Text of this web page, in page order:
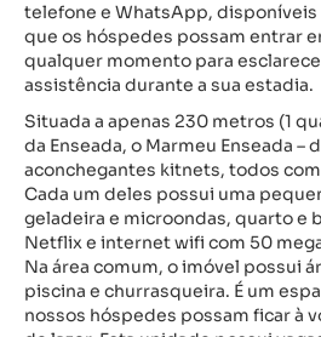
telefone e WhatsApp, disponíveis
que os hóspedes possam entrar
qualquer momento para
assistência durante a sua estadia.
Situada a apenas 230 metros (1
da Enseada, o Marmeu Enseada –
aconchegantes kitnets, todos com
Cada um deles possui uma
geladeira e microondas, quarto e
Netflix e internet wifi com 50
Na área comum, o imóvel possui
piscina e churrasqueira. É um
nossos hóspedes possam ficar à